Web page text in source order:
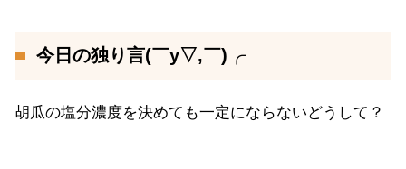
今日の独り言(￣y▽,￣)╭
胡瓜の塩分濃度を決めても一定にならないどうして？